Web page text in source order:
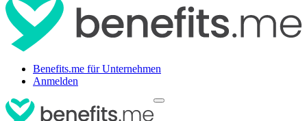
Benefits.me für Unternehmen
Anmelden